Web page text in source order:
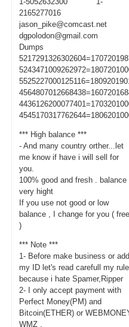
2165277016
jason_pike@comcast.net
dgpolodon@gmail.com
Dumps
*** High balance ***
- And many country orther...let
me know if have i will sell for
you.
100% good and fresh . balance
very hight
If you use not good or low
balance , I change for you (
)
*** Note ***
1- Before make business or
my ID let's read carefull my rule
because i hate Spamer,Ripper
2- I only accept payment with
Perfect Money(PM) and
Bitcoin(ETHER) or
WMZ .